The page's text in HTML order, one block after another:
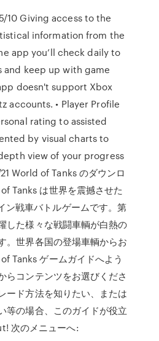
10 Giving access to the
information from the
app you’ll check daily to
keep up with game
doesn't support Xbox
accounts. • Player Profile
rating to assisted
by visual charts to
view of your progress
World of Tanks のダウンロ
Tanks は世界を震撼させた
ン戦車バトルゲームです。第
した様々な戦闘車輌が白熱の
。世界各国の登場車輌からお
Tanks ゲームガイドへよう
らコンテンツをお選びくださ
ード方法を知りたい、または
等の場合、このガイドが役立
次のメニューへ: